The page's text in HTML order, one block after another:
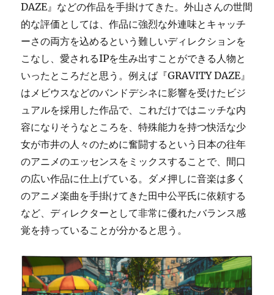
DAZE』などの作品を手掛けてきた。外山さんの世間
的な評価としては、作品に強烈な外連味とキャッチ
ーさの両方を込めるという難しいディレクションを
こなし、愛されるIPを生み出すことができる人物と
いったところだと思う。例えば『GRAVITY DAZE』
はメビウスなどのバンドデシネに影響を受けたビジ
ュアルを採用した作品で、これだけではニッチな内
容になりそうなところを、特殊能力を持つ快活な少
女が市井の人々のために奮闘するという日本の往年
のアニメのエッセンスをミックスすることで、間口
の広い作品に仕上げている。ダメ押しに音楽は多く
のアニメ楽曲を手掛けてきた田中公平氏に依頼する
など、ディレクターとして非常に優れたバランス感
覚を持っていることが分かると思う。